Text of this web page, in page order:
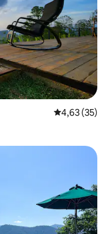
Gemiddelde
4,63 (35)